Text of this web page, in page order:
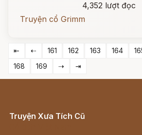
4,352 lượt đọc
Truyện cổ Grimm
⇤ ⇠ 161 162 163 164
168
169 ⇢ ⇥
Truyện Xưa Tích Cũ